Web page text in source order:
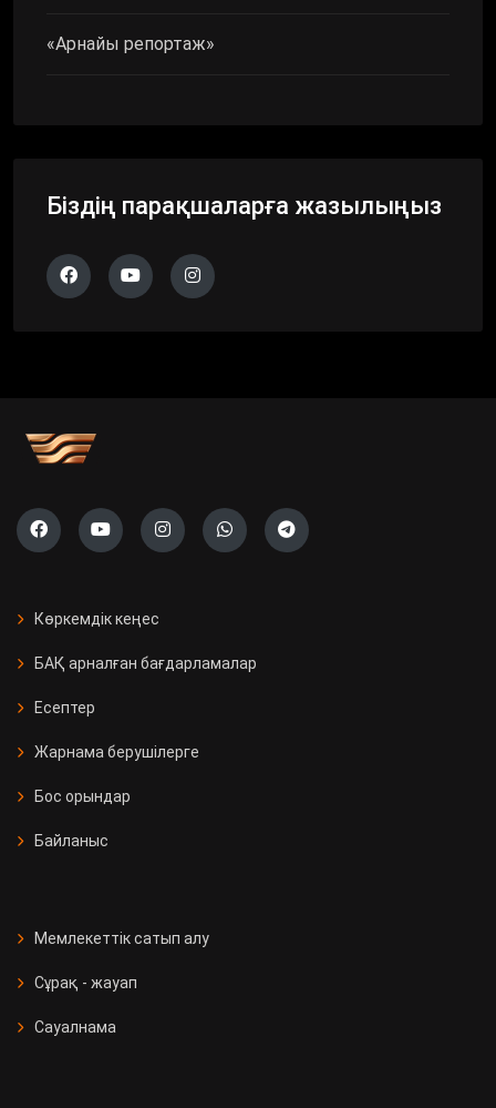
«Арнайы репортаж»
Біздің парақшаларға жазылыңыз
Көркемдік кеңес
БАҚ арналған бағдарламалар
Есептер
Жарнама берушілерге
Бос орындар
Байланыс
Мемлекеттік сатып алу
Сұрақ - жауап
Сауалнама